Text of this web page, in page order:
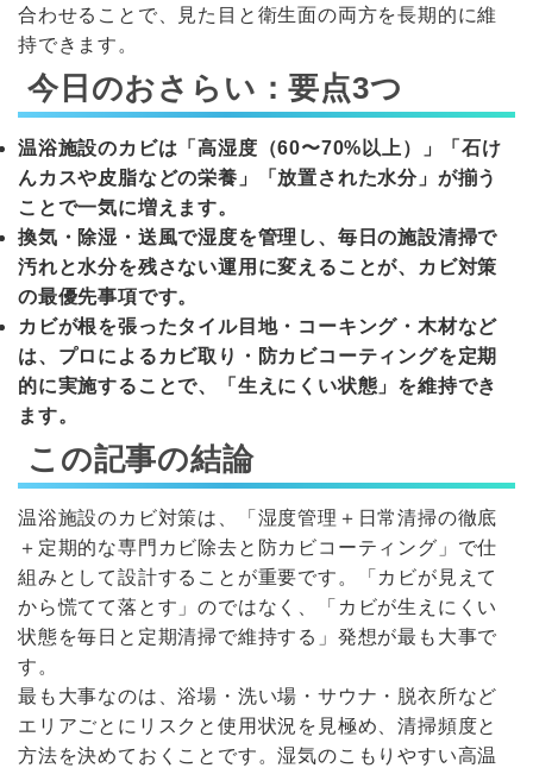
合わせることで、見た目と衛生面の両方を長期的に維
持できます。
今日のおさらい：要点3つ
温浴施設のカビは「高湿度（60〜70%以上）」「石け
んカスや皮脂などの栄養」「放置された水分」が揃う
ことで一気に増えます。
換気・除湿・送風で湿度を管理し、毎日の施設清掃で
汚れと水分を残さない運用に変えることが、カビ対策
の最優先事項です。
カビが根を張ったタイル目地・コーキング・木材など
は、プロによるカビ取り・防カビコーティングを定期
的に実施することで、「生えにくい状態」を維持でき
ます。
この記事の結論
温浴施設のカビ対策は、「湿度管理＋日常清掃の徹底
＋定期的な専門カビ除去と防カビコーティング」で仕
組みとして設計することが重要です。「カビが見えて
から慌てて落とす」のではなく、「カビが生えにくい
状態を毎日と定期清掃で維持する」発想が最も大事で
す。
最も大事なのは、浴場・洗い場・サウナ・脱衣所など
エリアごとにリスクと使用状況を見極め、清掃頻度と
方法を決めておくことです。湿気のこもりやすい高温